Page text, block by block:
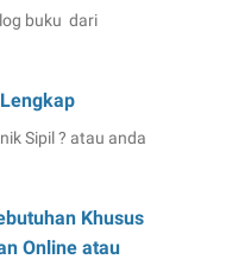
buku dari
Sipil ? atau anda
Khusus
Online atau